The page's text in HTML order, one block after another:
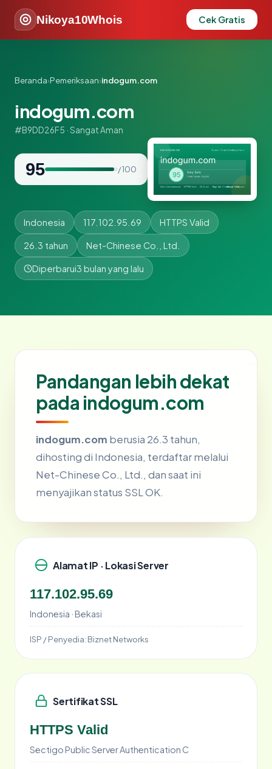
Nikoya10Whois Cek Gratis
Beranda›Pemeriksaan›indogum.com
indogum.com
#B9DD26F5 · Sangat Aman
95 / 100
Indonesia 117.102.95.69 HTTPS Valid
26.3 tahun Net-Chinese Co., Ltd.
Diperbarui3 bulan yang lalu
Pandangan lebih dekat
pada indogum.com
indogum.com berusia 26.3 tahun,
dihosting di Indonesia, terdaftar melalui
Net-Chinese Co., Ltd., dan saat ini
menyajikan status SSL OK.
Alamat IP · Lokasi Server
117.102.95.69
Indonesia · Bekasi
ISP / Penyedia: Biznet Networks
Sertifikat SSL
HTTPS Valid
Sectigo Public Server Authentication C